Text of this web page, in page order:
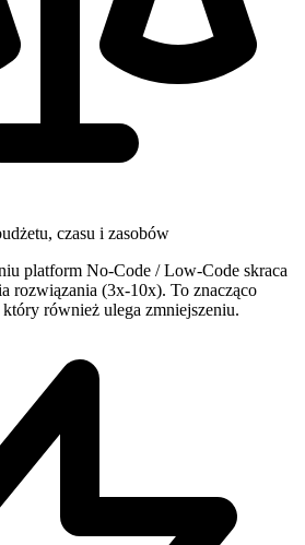
czasu i zasobów
platform No-Code / Low-Code skraca
rozwiązania (3x-10x). To znacząco
również ulega zmniejszeniu.